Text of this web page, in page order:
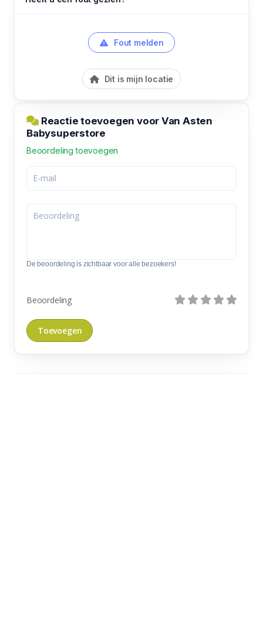
Fout melden
Dit is mijn locatie
Reactie toevoegen voor Van Asten
Babysuperstore
Beoordeling toevoegen
De beoordeling is zichtbaar voor alle bezoekers!
Beoordeling